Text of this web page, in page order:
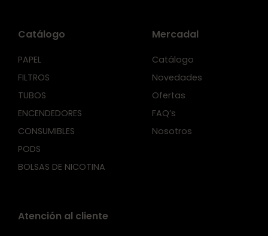
Catálogo
PAPEL
FILTROS
TUBOS
ENCENDEDORES
CONSUMIBLES
PODS
BOLSAS DE NICOTINA
Mercadal
Catálogo
Novedades
Ofertas
FAQ’s
Nosotros
Atención al cliente